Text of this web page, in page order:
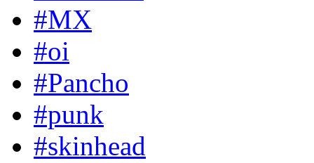
#MX
#oi
#Pancho
#punk
#skinhead